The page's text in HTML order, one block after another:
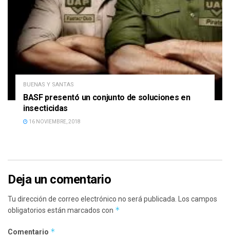
BUENAS Y SANTAS
BASF presentó un conjunto de soluciones en
insecticidas
16 NOVIEMBRE, 2018
Deja un comentario
Tu dirección de correo electrónico no será publicada.
Los campos
obligatorios están marcados con *
Comentario *